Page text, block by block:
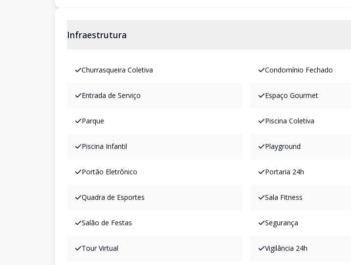
Infraestrutura
Churrasqueira Coletiva Condomínio Fechado
Entrada de Serviço Espaço Gourmet
Parque Piscina Coletiva
Piscina Infantil Playground
Portão Eletrônico Portaria 24h
Quadra de Esportes Sala Fitness
Salão de Festas Segurança
Tour Virtual Vigilância 24h